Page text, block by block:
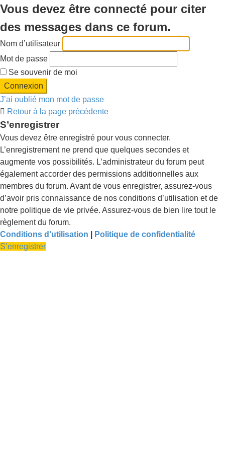
Vous devez être connecté pour citer
des messages dans ce forum.
Nom d’utilisateur
Mot de passe
Se souvenir de moi
J’ai oublié mon mot de passe
Retour à la page précédente
S’enregistrer
Vous devez être enregistré pour vous connecter.
L’enregistrement ne prend que quelques secondes et
augmente vos possibilités. L’administrateur du forum peut
également accorder des permissions additionnelles aux
membres du forum. Avant de vous enregistrer, assurez-vous
d’avoir pris connaissance de nos conditions d’utilisation et de
notre politique de vie privée. Assurez-vous de bien lire tout le
règlement du forum.
Conditions d’utilisation
Politique de confidentialité
S’enregistrer